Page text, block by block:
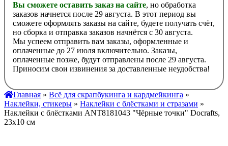
Вы сможете оставить заказ на сайте, но обработка
заказов начнется после 29 августа. В этот период вы
сможете оформлять заказы на сайте, будете получать счёт,
но сборка и отправка заказов начнётся с 30 августа.
Мы успеем отправить вам заказы, оформленные и
оплаченные до 27 июля включительно. Заказы,
оплаченные позже, будут отправлены после 29 августа.
Приносим свои извинения за доставленные неудобства!
Главная » Всё для скрапбукинга и кардмейкинга »
Наклейки, стикеры » Наклейки с блёстками и стразами »
Наклейки с блёстками ANT8181043 "Чёрные точки" Docrafts,
23х10 см